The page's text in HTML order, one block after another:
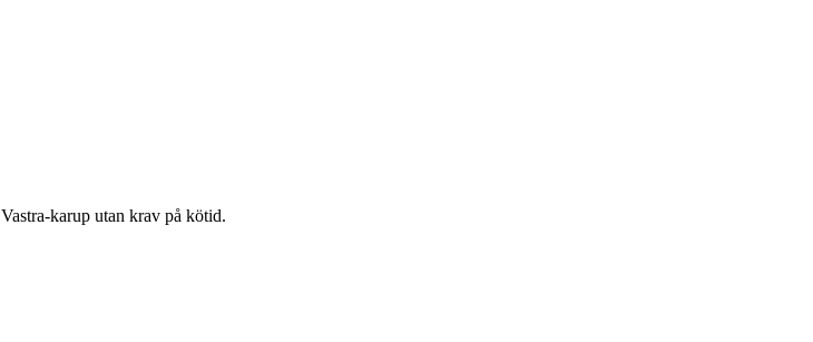
Vastra-karup utan krav på kötid.